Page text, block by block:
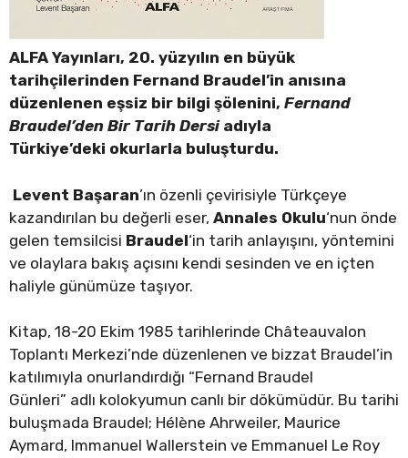
ALFA Yayınları, 20. yüzyılın en büyük
tarihçilerinden Fernand Braudel’in anısına
düzenlenen eşsiz bir bilgi şölenini, Fernand
Braudel’den Bir Tarih Dersiadıyla
Türkiye’deki okurlarla buluşturdu.
Levent Başaran’ın özenli çevirisiyle Türkçeye
kazandırılan bu değerli eser, Annales Okulu‘nun önde
gelen temsilcisi Braudel‘in tarih anlayışını, yöntemini
ve olaylara bakış açısını kendi sesinden ve en içten
haliyle günümüze taşıyor.
Kitap, 18-20 Ekim 1985 tarihlerinde Châteauvalon
Toplantı Merkezi’nde düzenlenen ve bizzat Braudel’in
katılımıyla onurlandırdığı “Fernand Braudel
Günleri” adlı kolokyumun canlı bir dökümüdür. Bu tarihi
buluşmada Braudel; Hélène Ahrweiler, Maurice
Aymard, Immanuel Wallerstein ve Emmanuel Le Roy